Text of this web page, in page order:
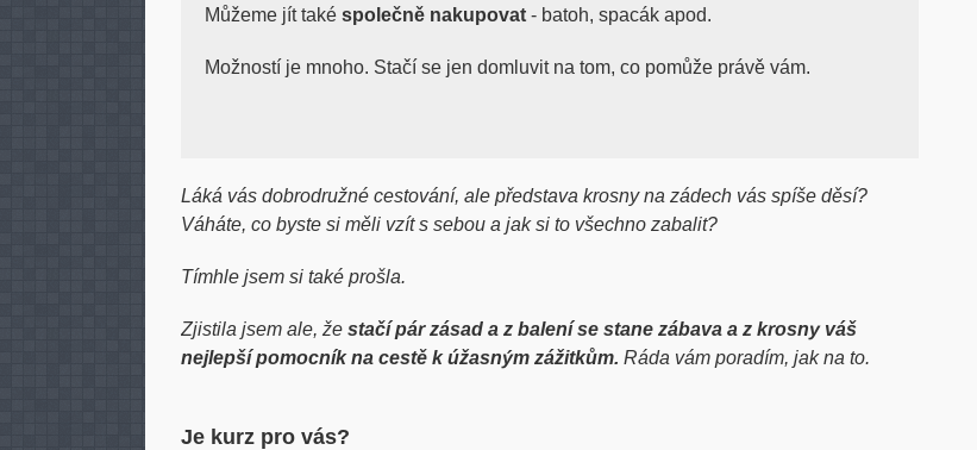
Můžeme jít také společně nakupovat - batoh, spacák apod.
Možností je mnoho. Stačí se jen domluvit na tom, co pomůže právě vám.
Láká vás dobrodružné cestování, ale představa krosny na zádech vás spíše děsí?
Váháte, co byste si měli vzít s sebou a jak si to všechno zabalit?
Tímhle jsem si také prošla.
Zjistila jsem ale, že stačí pár zásad a z balení se stane zábava a z krosny váš
nejlepší pomocník na cestě k úžasným zážitkům. Ráda vám poradím, jak na to.
Je kurz pro vás?